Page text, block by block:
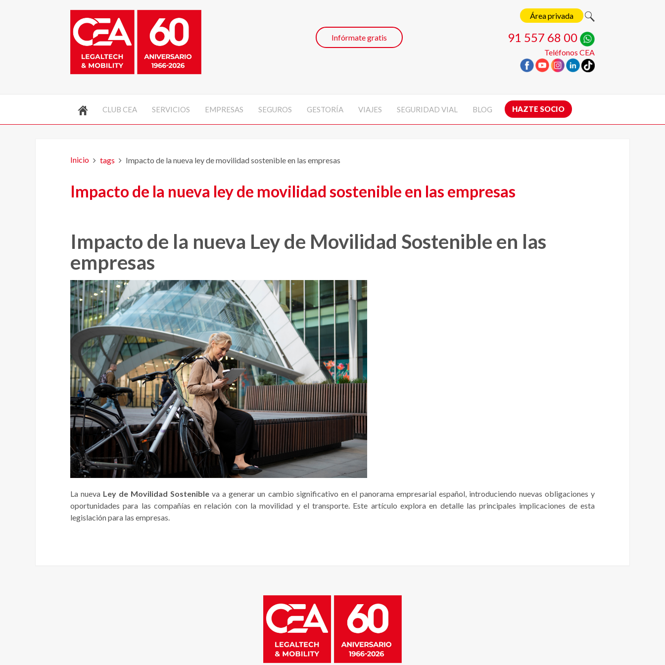
Área privada
91 557 68 00
Teléfonos CEA
Infórmate gratis
CLUB CEA SERVICIOS EMPRESAS SEGUROS GESTORÍA VIAJES SEGURIDAD VIAL BLOG HAZTE SOCIO
Inicio tags Impacto de la nueva ley de movilidad sostenible en las empresas
Impacto de la nueva ley de movilidad sostenible en las empresas
Impacto de la nueva Ley de Movilidad Sostenible en las
empresas
La nueva Ley de Movilidad Sostenible va a generar un cambio significativo en el panorama empresarial español, introduciendo nuevas obligaciones y
oportunidades para las compañías en relación con la movilidad y el transporte. Este artículo explora en detalle las principales implicaciones de esta
legislación para las empresas.